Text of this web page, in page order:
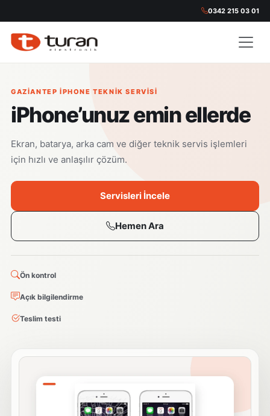
0342 215 03 01
GAZIANTEP IPHONE TEKNIK SERVISI
iPhone’unuz emin ellerde
Ekran, batarya, arka cam ve diğer teknik servis işlemleri
için hızlı ve anlaşılır çözüm.
Servisleri İncele
Hemen Ara
Ön kontrol
Açık bilgilendirme
Teslim testi